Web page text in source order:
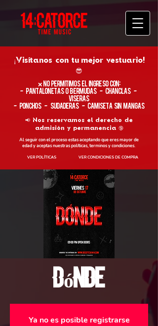
¡Visítanos con tu mejor vestuario!
😎
​❌ No permitimos el ingreso con:
- Pantalonetas o Bermudas - Chanclas -
Viseras
- Ponchos - Sudaderas - Camiseta sin Mangas
📢 Nos reservamos el derecho de
admisión y permanencia 🔞
Al seguir con el proceso estas aceptando que eres mayor de
edad y aceptas nuestras políticas, terminos y condiciones.
VER POLÍTICAS VER CONDICIONES DE COMPRA
Dónde
Ya no es posible registrarse